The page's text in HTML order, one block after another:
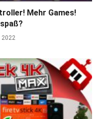
Mehr Games!
2022